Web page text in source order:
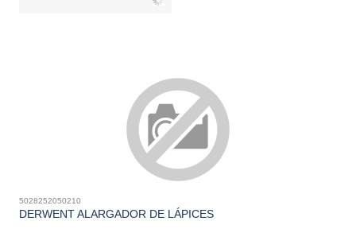
5028252050210
DERWENT ALARGADOR DE LÁPICES